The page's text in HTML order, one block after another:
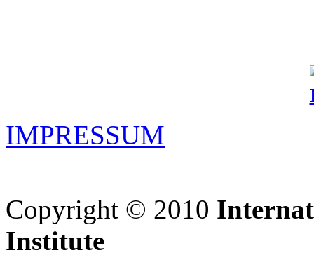
IMPRESSUM
Copyright © 2010
Institute